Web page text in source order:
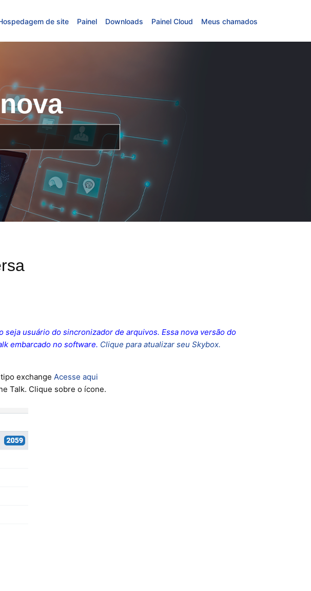
de site Painel Downloads Painel Cloud Meus chamados
seja usuário do sincronizador de arquivos. Essa nova versão do
embarcado no software. Clique para atualizar seu Skybox.
exchange Acesse aqui
Talk. Clique sobre o ícone.